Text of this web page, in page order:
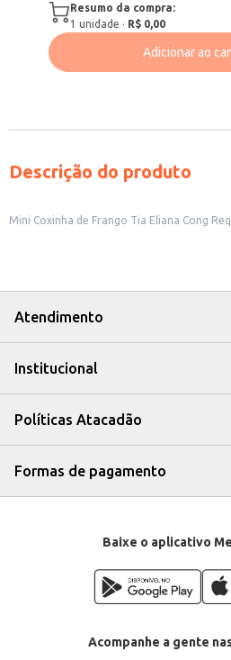
Resumo da compra:
1 unidade · R$ 0,00
Adicionar ao
Descrição do produto
Mini Coxinha de Frango Tia Eliana Cong
Atendimento
Institucional
Políticas Atacadão
Formas de pagamento
Baixe o aplicativo
Acompanhe a gente